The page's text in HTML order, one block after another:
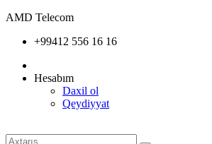
AMD Telecom
+99412 556 16 16
Hesabım
Daxil ol
Qeydiyyat